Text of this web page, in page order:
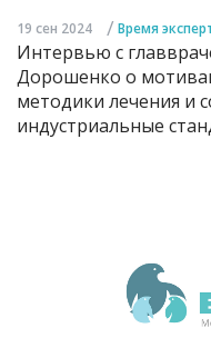
19 сен 2024 / Время
Интервью с
Дорошенко о
методики лечения и
индустриальные